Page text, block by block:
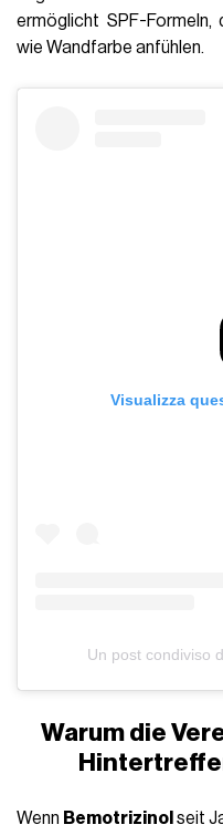
ermöglicht SPF-
wie Wandfarbe anfühlen.
Visualizza
Un post condiviso
Warum die
Wenn Bemotrizinol seit